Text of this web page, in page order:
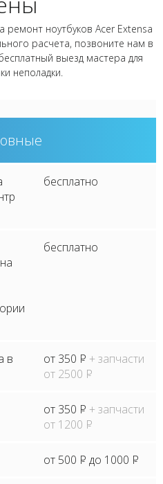
ноутбуков Acer Extensa
расчета, позвоните нам в
выезд мастера для
неполадки.
бесплатно
бесплатно
в
от 350 P + запчасти
от 2500 P
от 350 P + запчасти
от 1200 P
от 500 P до 1000 P